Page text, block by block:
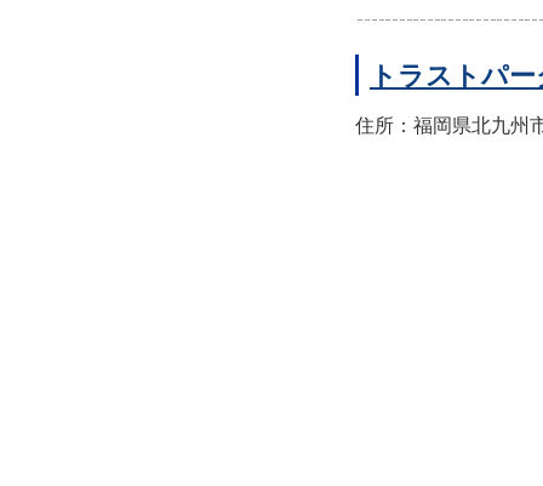
トラストパ
住所：福岡県北九州